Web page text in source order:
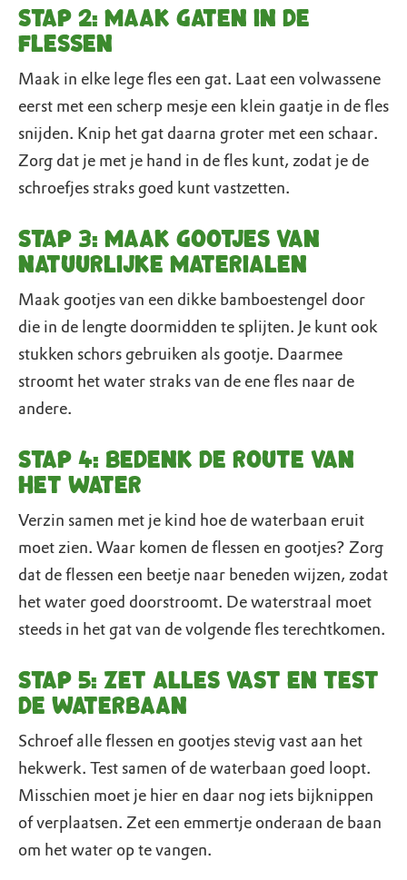
Stap 2: Maak gaten in de
flessen
Maak in elke lege fles een gat. Laat een volwassene
eerst met een scherp mesje een klein gaatje in de fles
snijden. Knip het gat daarna groter met een schaar.
Zorg dat je met je hand in de fles kunt, zodat je de
schroefjes straks goed kunt vastzetten.
Stap 3: Maak gootjes van
natuurlijke materialen
Maak gootjes van een dikke bamboestengel door
die in de lengte doormidden te splijten. Je kunt ook
stukken schors gebruiken als gootje. Daarmee
stroomt het water straks van de ene fles naar de
andere.
Stap 4: Bedenk de route van
het water
Verzin samen met je kind hoe de waterbaan eruit
moet zien. Waar komen de flessen en gootjes? Zorg
dat de flessen een beetje naar beneden wijzen, zodat
het water goed doorstroomt. De waterstraal moet
steeds in het gat van de volgende fles terechtkomen.
Stap 5: Zet alles vast en test
de waterbaan
Schroef alle flessen en gootjes stevig vast aan het
hekwerk. Test samen of de waterbaan goed loopt.
Misschien moet je hier en daar nog iets bijknippen
of verplaatsen. Zet een emmertje onderaan de baan
om het water op te vangen.